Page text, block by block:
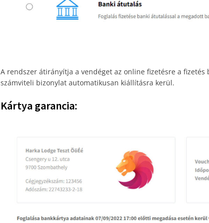
A rendszer átirányítja a vendéget az online fizetésre a fizetés
számviteli bizonylat automatikusan kiállításra kerül.
Kártya garancia: